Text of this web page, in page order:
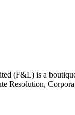
(F&L) is a
Resolution,